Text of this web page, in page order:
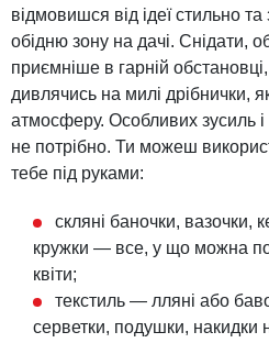
відмовишся від ідеї стильно
обідню зону на дачі. Снідати,
приємніше в гарній
дивлячись на милі дрібнички,
атмосферу. Особливих зусиль
не потрібно. Ти можеш
тебе під руками:
скляні баночки, вазочки,
кружки — все, у що можна
квіти;
текстиль — лляні або
серветки, подушки, накидки